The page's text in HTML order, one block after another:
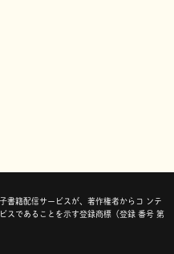
書籍配信サービスが、著作権者からコ ンテ
スであることを示す登録商標（登録 番号 第